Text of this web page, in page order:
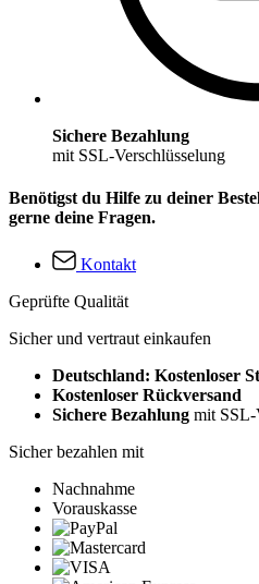
Sichere Bezahlung
mit SSL-Verschlüsselung
Benötigst du Hilfe zu deiner
gerne deine Fragen.
Kontakt
Geprüfte Qualität
Sicher und vertraut einkaufen
Deutschland: Kostenloser
Kostenloser Rückversand
Sichere Bezahlung mit SSL-
Sicher bezahlen mit
Nachnahme
Vorauskasse